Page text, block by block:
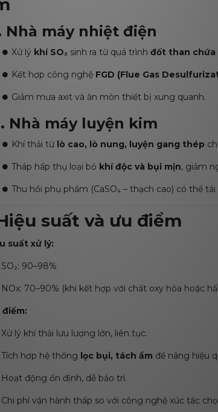
Nhà máy nhiệt điện
⏺️ Xử lý khí SO₂ sinh ra từ quá trình đốt than chứa
⏺️ Kết hợp công nghệ FGD (Flue Gas
⏺️ Giảm mưa axit và ăn mòn thiết bị xung quanh.
Nhà máy luyện kim
⏺️ Khí thải từ lò cao, lò nung, luyện gang thép
⏺️ Tháp hấp thụ loại bỏ khí độc và bụi mịn, giảm
⏺️ Thu hồi phụ phẩm (CaSO₄ – thạch cao) có thể
suất và ưu điểm
suất xử lý:
SO₂: 90–98%
NOx: 70–90% (khi kết hợp với chất oxy hóa hoặc
điểm:
Xử lý khí thải lưu lượng lớn, liên tục.
Tích hợp hệ thống lọc bụi, tách ẩm để nâng hiệu
Hoạt động ổn định, dễ bảo trì.
Chi phí vận hành thấp so với công nghệ xúc tác